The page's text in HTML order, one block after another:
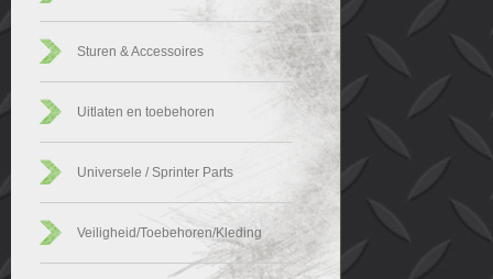
Sturen & Accessoires
Uitlaten en toebehoren
Universele / Sprinter Parts
Veiligheid/Toebehoren/Kleding